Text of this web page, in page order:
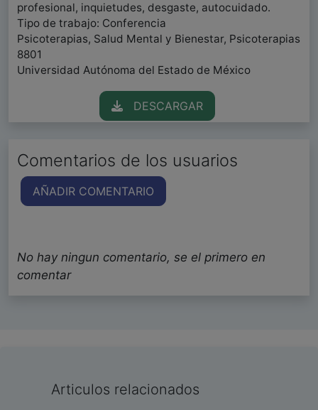
profesional, inquietudes, desgaste, autocuidado.
Tipo de trabajo: Conferencia
Psicoterapias, Salud Mental y Bienestar, Psicoterapias
8801
Universidad Autónoma del Estado de México
DESCARGAR
Comentarios de los usuarios
AÑADIR COMENTARIO
No hay ningun comentario, se el primero en
comentar
Articulos relacionados